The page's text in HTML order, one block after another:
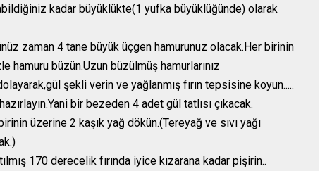
kadar büyüklükte(1 yufka büyüklüğünde) olarak
zaman 4 tane büyük üçgen hamurunuz olacak.Her birinin
büzün.Uzun büzülmüş hamurlarınız
şekli verin ve yağlanmış fırın tepsisine koyun.....
bir bezeden 4 adet gül tatlısı çıkacak.
üzerine 2 kaşık yağ dökün.(Tereyağ ve sıvı yağı
170 derecelik fırında iyice kızarana kadar pişirin..